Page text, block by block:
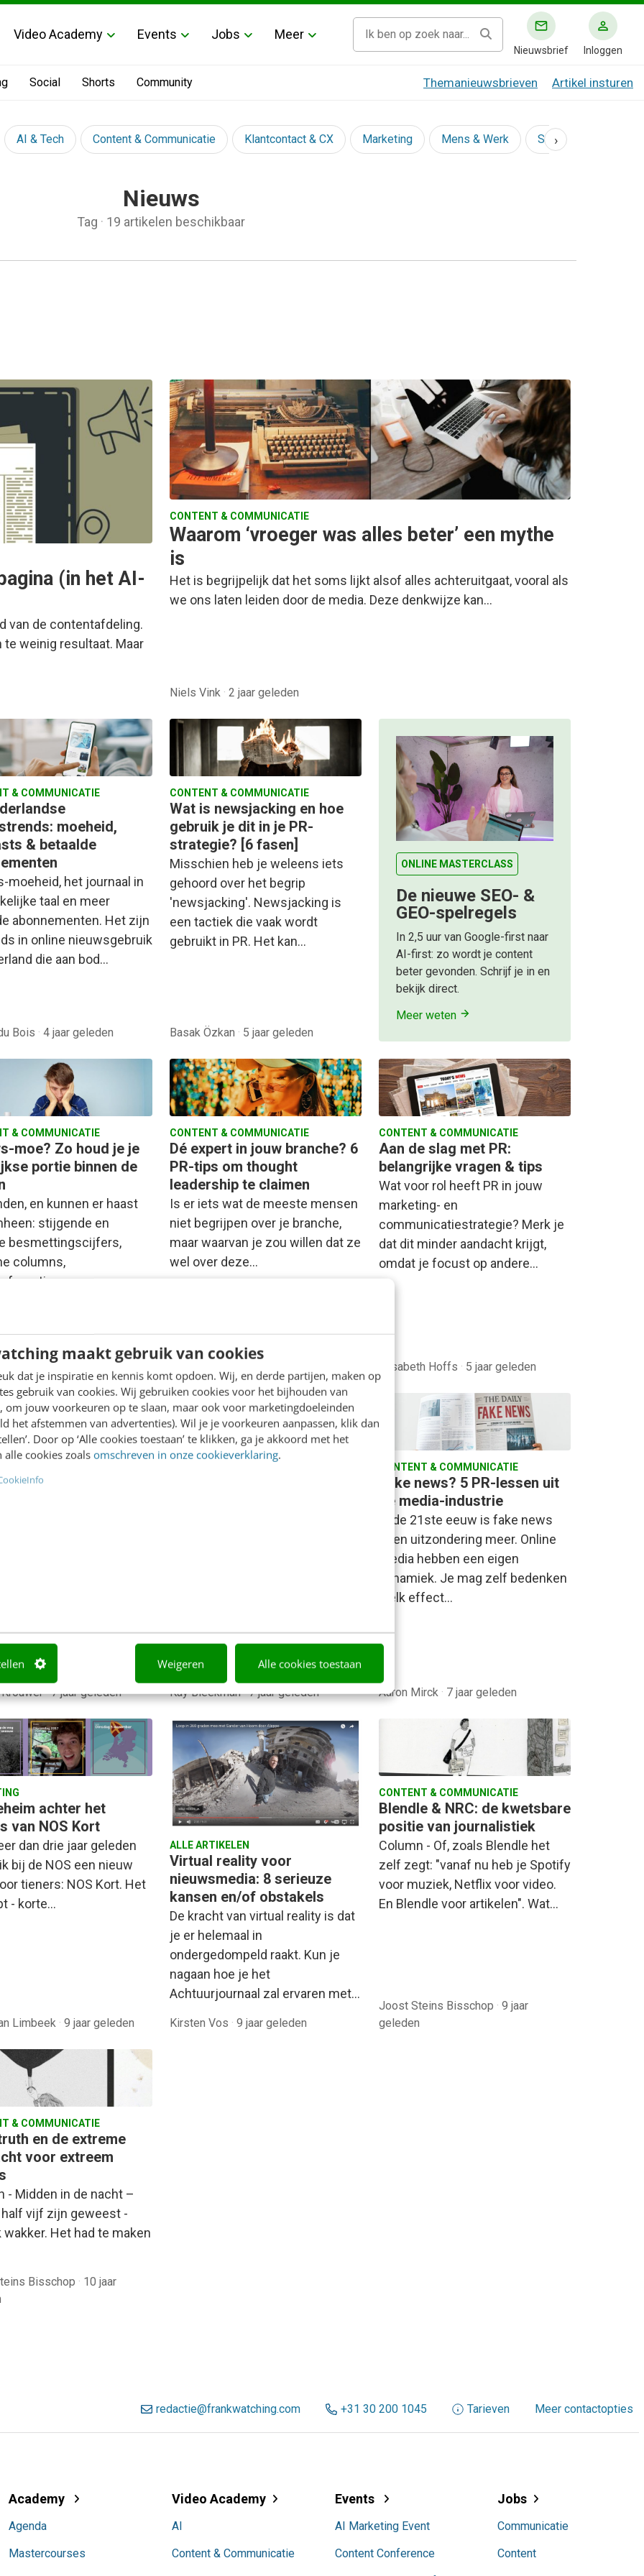
maakt gebruik van cookies
dat je inspiratie en kennis komt opdoen. Wij, en derde partijen, maken op
gebruik van cookies. Wij gebruiken cookies voor het bijhouden van
om jouw voorkeuren op te slaan, maar ook voor marketingdoeleinden
het afstemmen van advertenties). Wil je je voorkeuren aanpassen, klik dan
Door op ‘Alle cookies toestaan’ te klikken, ga je akkoord met het
alle cookies zoals omschreven in onze cookieverklaring.
Weigeren Alle cookies toestaan
Video Academy Events Jobs Meer
Nieuwsbrief Inloggen
Social Shorts Community Themanieuwsbrieven Artikel insturen
AI & Tech Content & Communicatie Klantcontact & CX Marketing Mens & Werk Social
›
Nieuws
Tag · 19 artikelen beschikbaar
(in het AI-
van de contentafdeling.
weinig resultaat. Maar
CONTENT & COMMUNICATIE
Waarom ‘vroeger was alles beter’ een mythe
is
Het is begrijpelijk dat het soms lijkt alsof alles achteruitgaat, vooral als
we ons laten leiden door de media. Deze denkwijze kan…
Niels Vink · 2 jaar geleden
& COMMUNICATIE
moeheid,
& betaalde
moeheid, het journaal in
taal en meer
abonnementen. Het zijn
in online nieuwsgebruik
die aan bod…
Bois · 4 jaar geleden
CONTENT & COMMUNICATIE
Wat is newsjacking en hoe
gebruik je dit in je PR-
strategie? [6 fasen]
Misschien heb je weleens iets
gehoord over het begrip
'newsjacking'. Newsjacking is
een tactiek die vaak wordt
gebruikt in PR. Het kan…
Basak Özkan · 5 jaar geleden
ONLINE MASTERCLASS
De nieuwe SEO- &
GEO-spelregels
In 2,5 uur van Google-first naar
AI-first: zo wordt je content
beter gevonden. Schrijf je in en
bekijk direct.
Meer weten
& COMMUNICATIE
moe? Zo houd je je
portie binnen de
en kunnen er haast
stijgende en
besmettingscijfers,
columns,
een
van Rietschoten · 5 jaar
CONTENT & COMMUNICATIE
Dé expert in jouw branche? 6
PR-tips om thought
leadership te claimen
Is er iets wat de meeste mensen
niet begrijpen over je branche,
maar waarvan je zou willen dat ze
wel over deze…
CONTENT & COMMUNICATIE
Aan de slag met PR:
belangrijke vragen & tips
Wat voor rol heeft PR in jouw
marketing- en
communicatiestrategie? Merk je
dat dit minder aandacht krijgt,
omdat je focust op andere…
Elisabeth Hoffs · 5 jaar geleden
in het
jaar laag.…
· 7 jaar geleden Kay Bleekman· 7 jaar geleden
CONTENT & COMMUNICATIE
Fake news? 5 PR-lessen uit
de media-industrie
In de 21ste eeuw is fake news
geen uitzondering meer. Online
media hebben een eigen
dynamiek. Je mag zelf bedenken
welk effect…
Aaron Mirck · 7 jaar geleden
achter het
van NOS Kort
dan drie jaar geleden
bij de NOS een nieuw
tieners: NOS Kort. Het
- korte…
Limbeek · 9 jaar geleden
ALLE ARTIKELEN
Virtual reality voor
nieuwsmedia: 8 serieuze
kansen en/of obstakels
De kracht van virtual reality is dat
je er helemaal in
ondergedompeld raakt. Kun je
nagaan hoe je het
Achtuurjournaal zal ervaren met…
Kirsten Vos · 9 jaar geleden
CONTENT & COMMUNICATIE
Blendle & NRC: de kwetsbare
positie van journalistiek
Column - Of, zoals Blendle het
zelf zegt: "vanaf nu heb je Spotify
voor muziek, Netflix voor video.
En Blendle voor artikelen". Wat…
Joost Steins Bisschop · 9 jaar
geleden
& COMMUNICATIE
en de extreme
voor extreem
- Midden in de nacht –
vijf zijn geweest -
wakker. Het had te maken
Bisschop · 10 jaar
redactie@frankwatching.com +31 30 200 1045 Tarieven Meer contactopties
Academy
Agenda
Mastercourses
Video Academy
AI
Content & Communicatie
Events
AI Marketing Event
Content Conference
Jobs
Communicatie
Content